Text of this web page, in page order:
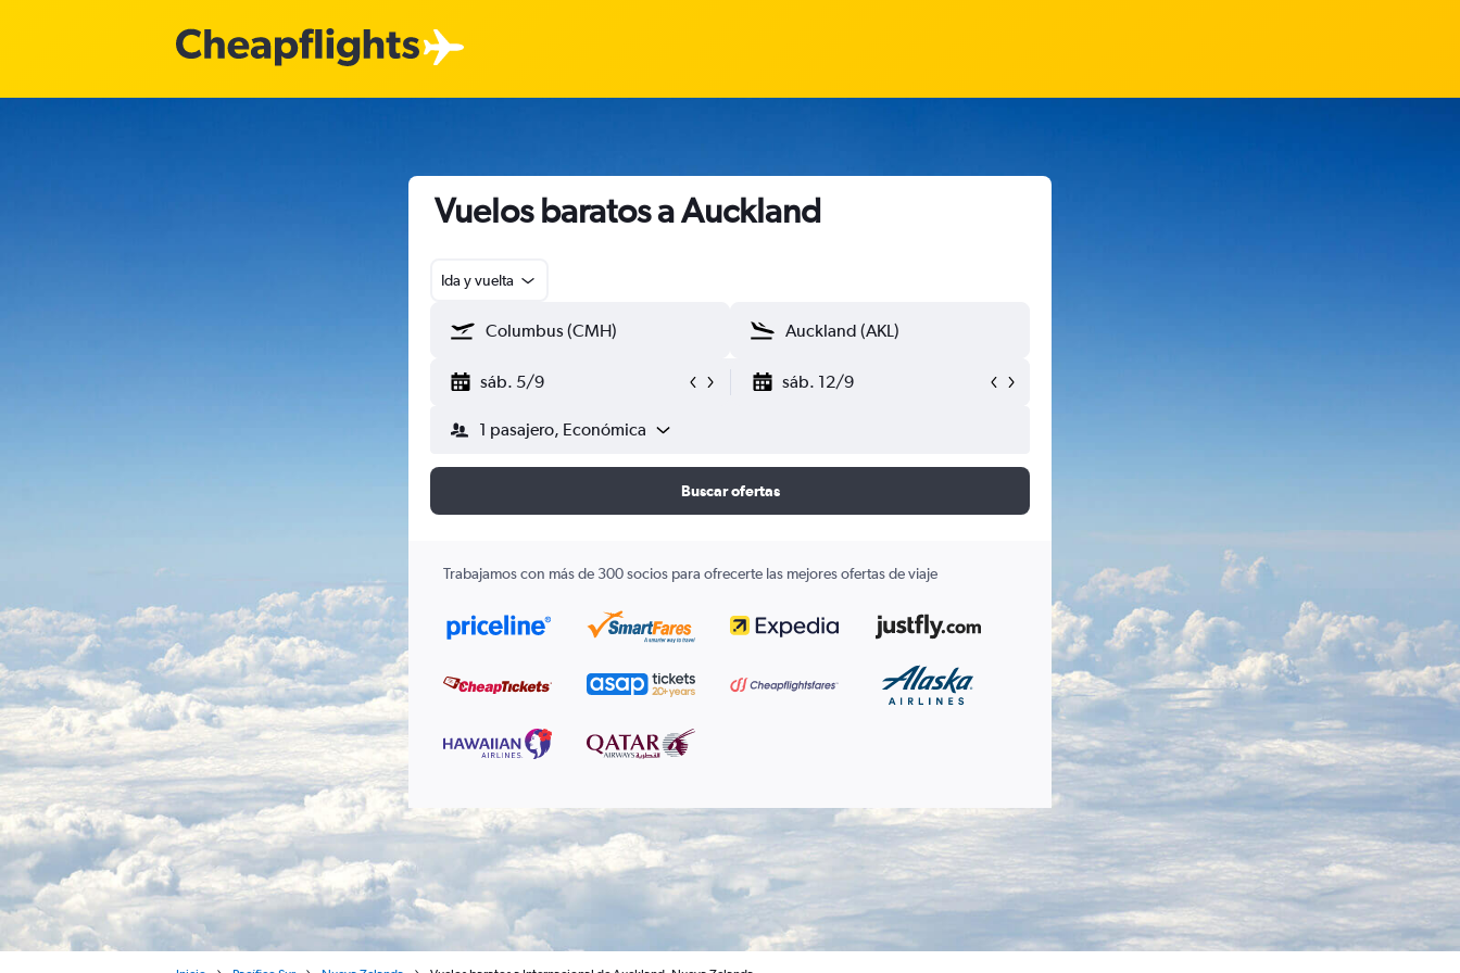
Vuelos baratos a Auckland
Ida y vuelta
sáb. 5/9 sáb. 12/9
1 pasajero, Económica
Buscar ofertas
Trabajamos con más de 300 socios para ofrecerte las mejores ofertas de viaje